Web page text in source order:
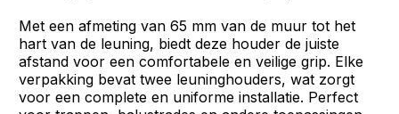
Met een afmeting van 65 mm van de muur tot het
hart van de leuning, biedt deze houder de juiste
afstand voor een comfortabele en veilige grip. Elke
verpakking bevat twee leuninghouders, wat zorgt
voor een complete en uniforme installatie. Perfect